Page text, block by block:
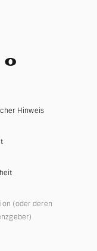
Hinweis
(oder deren